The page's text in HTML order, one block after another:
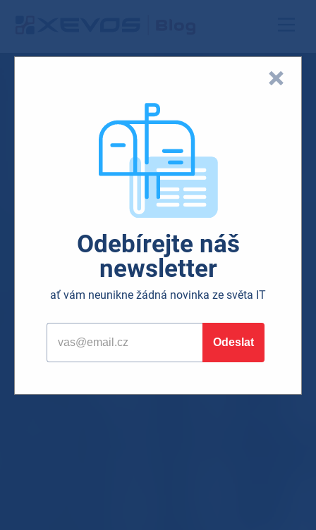
Odebírejte náš
newsletter
ať vám neunikne žádná novinka ze světa IT